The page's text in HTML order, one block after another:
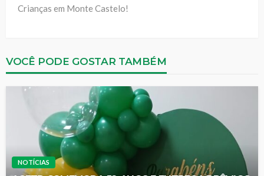
Crianças em Monte Castelo!
VOCÊ PODE GOSTAR TAMBÉM
NOTÍCIAS